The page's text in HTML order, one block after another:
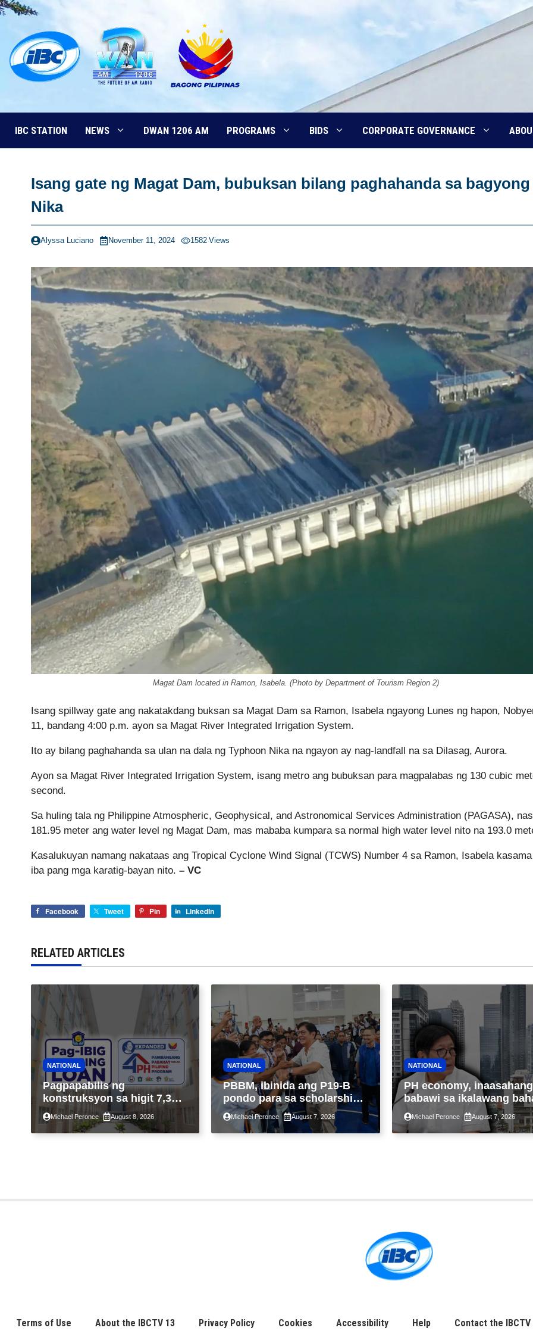
Skip
content
IBC STATION NEWS DWAN 1206 AM PROGRAMS BIDS CORPORATE GOVERNANCE
Isang gate ng Magat Dam, bubuksan bilang paghahanda sa bagyong
Nika
Alyssa Luciano November 11, 2024 1582 Views
Magat Dam located in Ramon, Isabela. (Photo by Department of Tourism Region 2)
Isang spillway gate ang nakatakdang buksan sa Magat Dam sa Ramon, Isabela ngayong Lunes ng hapon,
11, bandang 4:00 p.m. ayon sa Magat River Integrated Irrigation System.
Ito ay bilang paghahanda sa ulan na dala ng Typhoon Nika na ngayon ay nag-landfall na sa Dilasag, Aurora.
Ayon sa Magat River Integrated Irrigation System, isang metro ang bubuksan para magpalabas ng 130 cubic
second.
Sa huling tala ng Philippine Atmospheric, Geophysical, and Astronomical Services Administration (PAGASA),
181.95 meter ang water level ng Magat Dam, mas mababa kumpara sa normal high water level nito na 193.0
Kasalukuyan namang nakataas ang Tropical Cyclone Wind Signal (TCWS) Number 4 sa Ramon, Isabela
iba pang mga karatig-bayan nito. – VC
Facebook Tweet Pin LinkedIn
RELATED ARTICLES
NATIONAL
Pagpapabilis ng
konstruksyon sa higit 7,300
kabahayan sa ilalim ng
Expanded 4PH, posible na
sa pagtutulungan ng Pag-
Michael Peronce August 8, 2026
NATIONAL
PBBM, ibinida ang P19-B
pondo para sa scholarship
ngayong taon, pinakamalaki
sa kasaysayan ng TESDA
Michael Peronce August 7, 2026
NATIONAL
PH economy, inaasahang
babawi sa ikalawang
ng taon kasunod ng 2.3%
GDP dulot ng Middle
war, pagkaantala ng
Michael Peronce August 7, 2026
Terms of Use About the IBCTV 13 Privacy Policy Cookies Accessibility Help Contact the IBCTV